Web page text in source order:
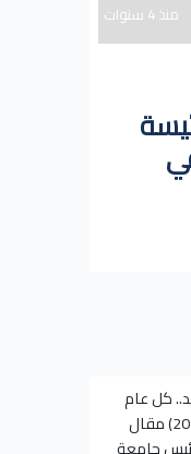
منذ 4 سنوات